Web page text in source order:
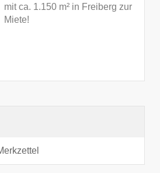
mit ca. 1.150 m² in Freiberg zur
Miete!